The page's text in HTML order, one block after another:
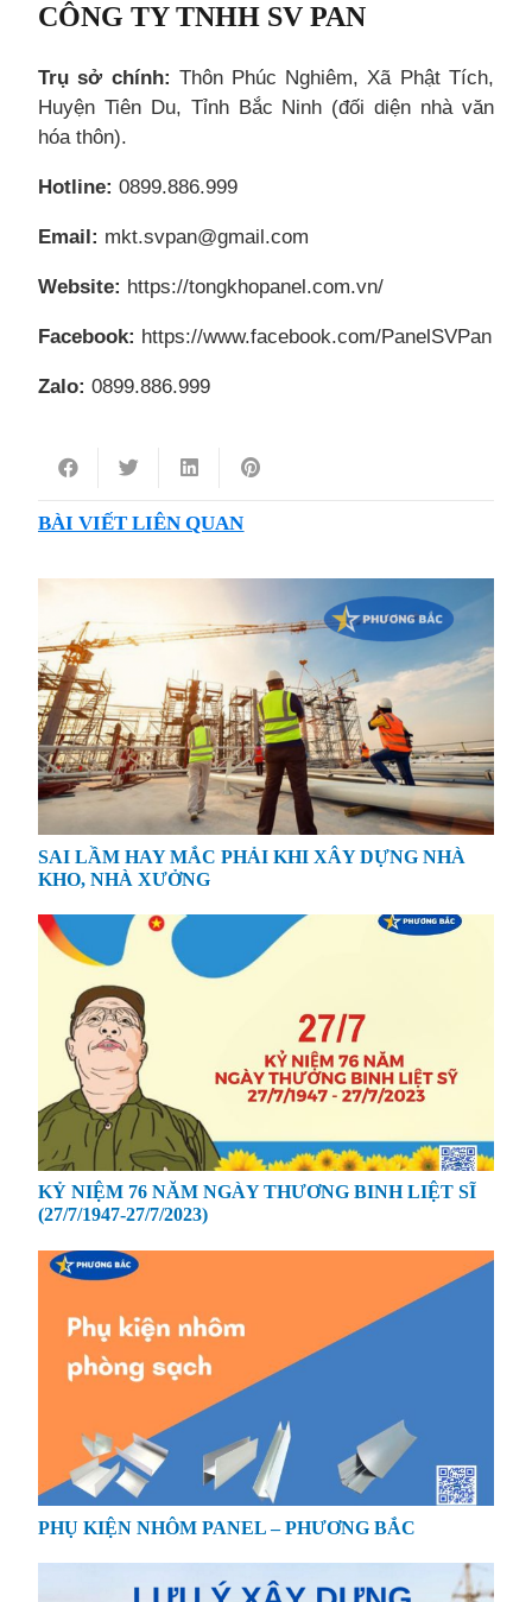
CÔNG TY TNHH SV PAN
Trụ sở chính: Thôn Phúc Nghiêm, Xã Phật Tích,
Huyện Tiên Du, Tỉnh Bắc Ninh (đối diện nhà văn
hóa thôn).
Hotline: 0899.886.999
Email: mkt.svpan@gmail.com
Website: https://tongkhopanel.com.vn/
Facebook: https://www.facebook.com/PanelSVPan
Zalo: 0899.886.999
BÀI VIẾT LIÊN QUAN
SAI LẦM HAY MẮC PHẢI KHI XÂY DỰNG NHÀ
KHO, NHÀ XƯỞNG
KỶ NIỆM 76 NĂM NGÀY THƯƠNG BINH LIỆT SĨ
(27/7/1947-27/7/2023)
PHỤ KIỆN NHÔM PANEL – PHƯƠNG BẮC